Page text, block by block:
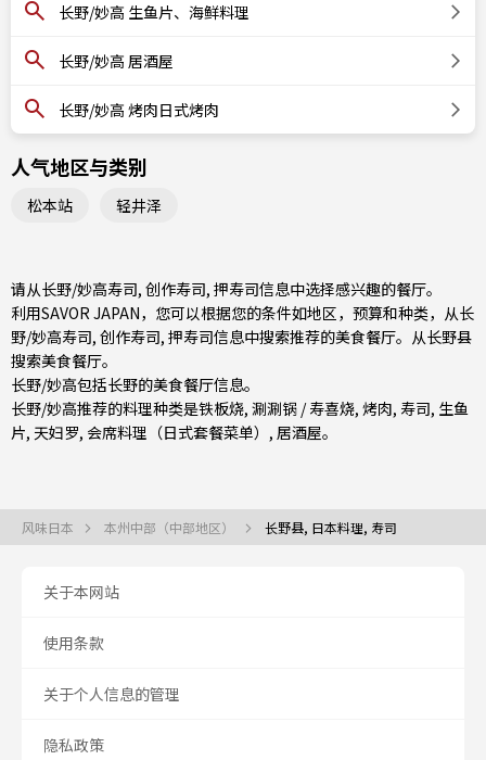
长野/妙高 生鱼片、海鲜料理
长野/妙高 居酒屋
长野/妙高 烤肉日式烤肉
人气地区与类别
松本站 轻井泽
请从长野/妙高寿司, 创作寿司, 押寿司信息中选择感兴趣的餐厅。
利用SAVOR JAPAN，您可以根据您的条件如地区，预算和种类，从长
野/妙高寿司, 创作寿司, 押寿司信息中搜索推荐的美食餐厅。从长野县
搜索美食餐厅。
长野/妙高包括长野的美食餐厅信息。
长野/妙高推荐的料理种类是铁板烧, 涮涮锅 / 寿喜烧, 烤肉, 寿司, 生鱼
片, 天妇罗, 会席料理（日式套餐菜单） , 居酒屋。
风味日本 本州中部（中部地区） 长野县, 日本料理, 寿司
关于本网站
使用条款
关于个人信息的管理
隐私政策